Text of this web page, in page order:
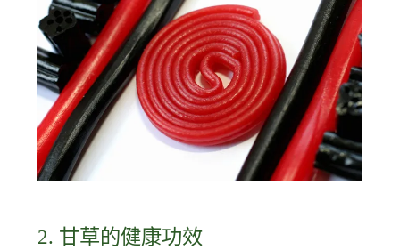
2. 甘草的健康功效